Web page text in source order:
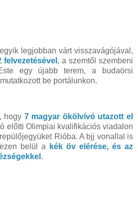
legjobban várt visszavágójával,
, a szemtől szembeni
egy újabb terem, a budaörsi
mutatkozott be portálunkon.
hogy 7 magyar ökölvívó utazott el
előtti Olimpiai kvalifikációs viadalon
Rióba. A bjj vonallal is
belül a
kék öv elérése, és az
.